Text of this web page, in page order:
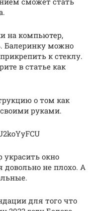
на компьютер,
Балеринку можно
к стеклу.
в статье как
о том как
руками.
украсить окно
не плохо. А
для того что